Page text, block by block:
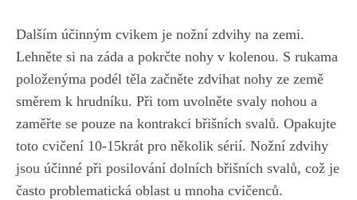
Dalším účinným cvikem je nožní zdvihy na zemi.
Lehněte si na záda a pokrčte nohy ⁢v kolenou. S rukama
položenýma podél ⁣těla začněte zdvihat⁣ nohy ze země
směrem⁣ k hrudníku. ​Při ⁣tom ‌uvolněte svaly ⁣nohou a
zaměřte se‍ pouze ⁤na kontrakci břišních svalů. ‌Opakujte
toto ⁣cvičení 10-15krát pro ⁤několik sérií. Nožní zdvihy⁢
jsou⁣ účinné při ⁢posilování dolních břišních svalů,​ což je
často⁢ problematická oblast u mnoha cvičenců.